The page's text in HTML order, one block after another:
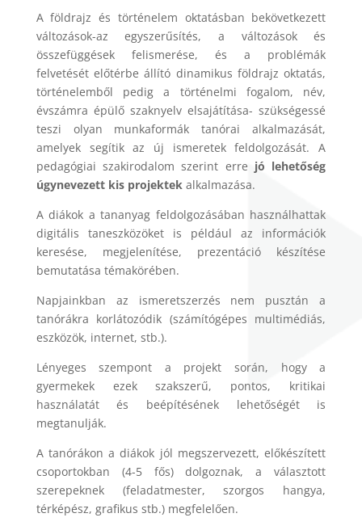
A földrajz és történelem oktatásban bekövetkezett
változások-az egyszerűsítés, a változások és
összefüggések felismerése, és a problémák
felvetését előtérbe állító dinamikus földrajz oktatás,
történelemből pedig a történelmi fogalom, név,
évszámra épülő szaknyelv elsajátítása- szükségessé
teszi olyan munkaformák tanórai alkalmazását,
amelyek segítik az új ismeretek feldolgozását. A
pedagógiai szakirodalom szerint erre jó lehetőség
úgynevezett kis projektek alkalmazása.
A diákok a tananyag feldolgozásában használhattak
digitális taneszközöket is például az információk
keresése, megjelenítése, prezentáció készítése
bemutatása témakörében.
Napjainkban az ismeretszerzés nem pusztán a
tanórákra korlátozódik (számítógépes multimédiás,
eszközök, internet, stb.).
Lényeges szempont a projekt során, hogy a
gyermekek ezek szakszerű, pontos, kritikai
használatát és beépítésének lehetőségét is
megtanulják.
A tanórákon a diákok jól megszervezett, előkészített
csoportokban (4-5 fős) dolgoznak, a választott
szerepeknek (feladatmester, szorgos hangya,
térképész, grafikus stb.) megfelelően.